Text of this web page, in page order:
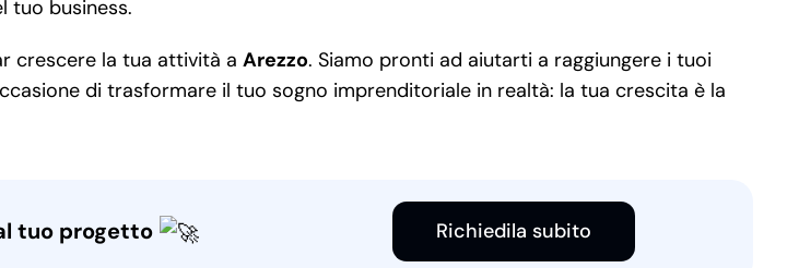
tuo business.
crescere la tua attività a Arezzo. Siamo pronti ad aiutarti a raggiungere i tuoi
di trasformare il tuo sogno imprenditoriale in realtà: la tua crescita è la
tuo progetto Richiedila subito